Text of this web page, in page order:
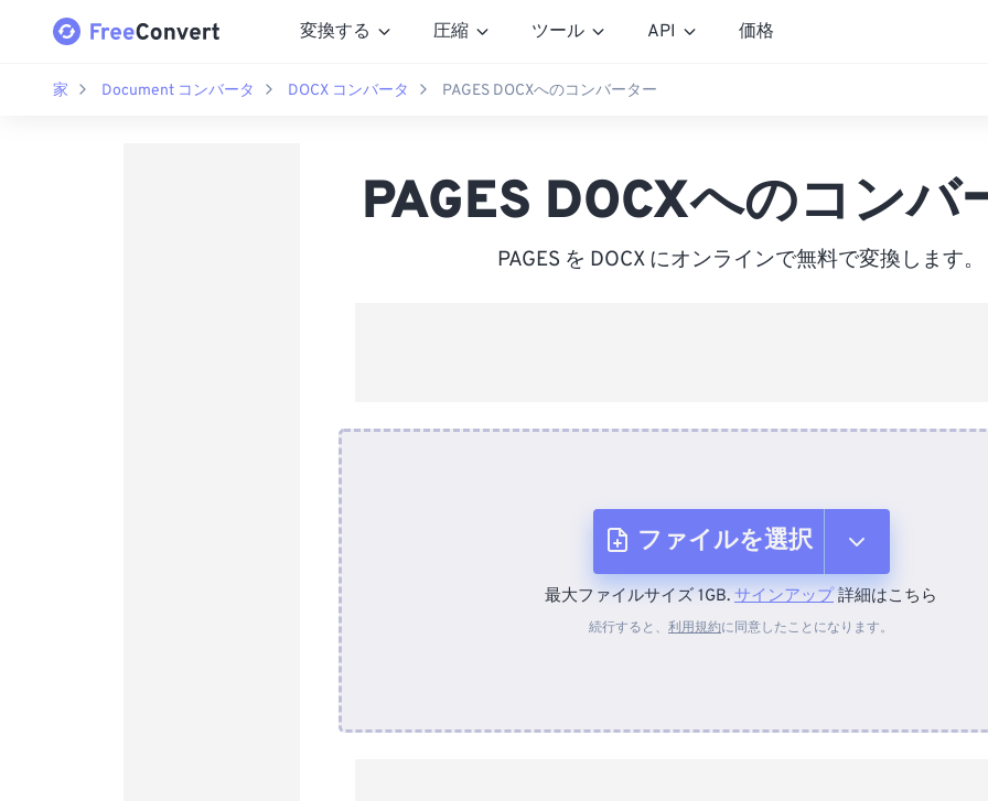
変換する 圧縮 ツール API 価格
家 Document コンバータ DOCX コンバータ PAGES DOCXへのコンバーター
PAGES DOCXへのコンバ
PAGES を DOCX にオンラインで無料で変換します。
ファイルを選択
デバイスから
最大ファイルサイズ 1GB. サインアップ詳細はこちら
続行すると、 利用規約に同意したことになります。